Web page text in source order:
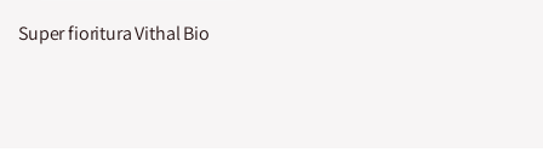
Super fioritura Vithal Bio